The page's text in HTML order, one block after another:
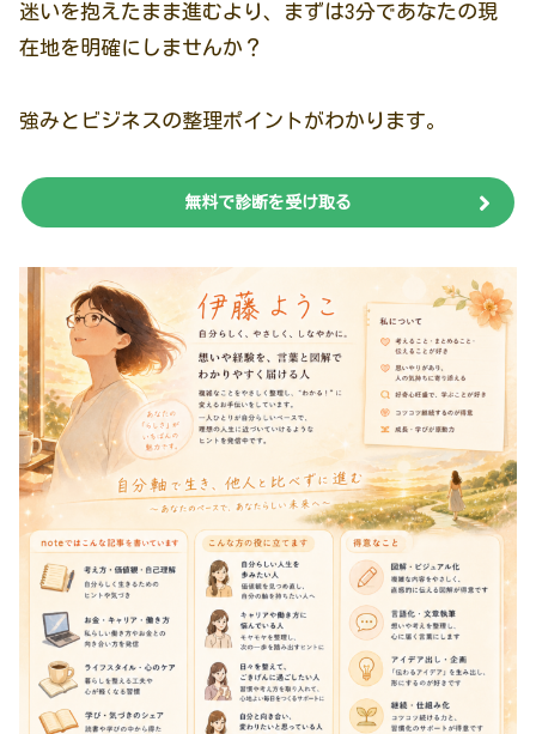
迷いを抱えたまま進むより、まずは3分であなたの現
在地を明確にしませんか？
強みとビジネスの整理ポイントがわかります。
無料で診断を受け取る